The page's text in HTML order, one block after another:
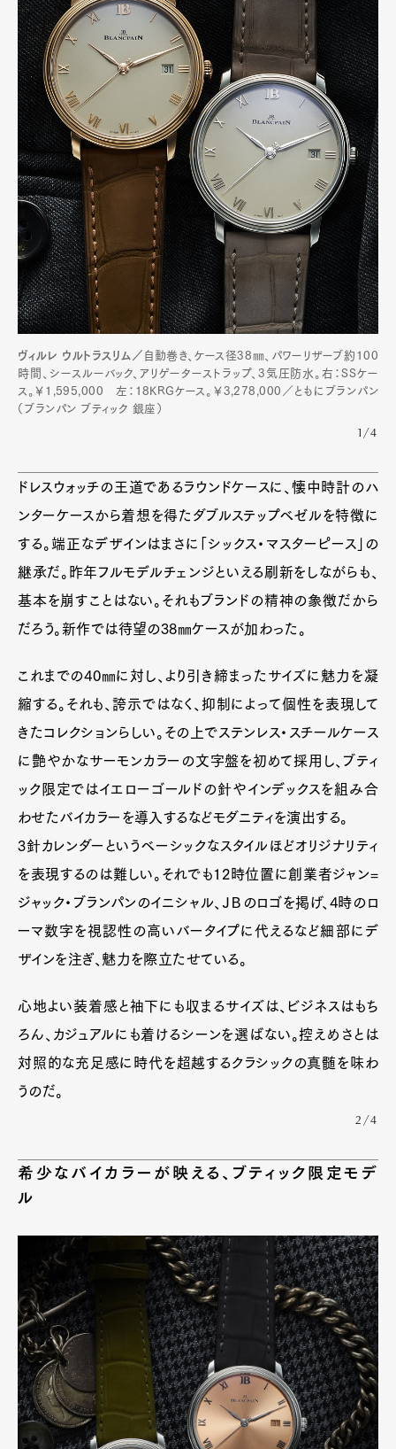
Art&Design WatchFashion
Product CultureLifestyle
Pen Membership
Magazine
Contact
Pen international Pen tw
ヴィルレ ウルトラスリム／ 自動巻き、ケース径38㎜、パワーリザーブ約100
時間、シースルーバック、アリゲーターストラップ、3気圧防水。右：SSケー
ス。￥1,595,000 左：18KRGケース。￥3,278,000／ともにブランパン
（ブランパン ブティック 銀座）
1/4
ドレスウォッチの王道であるラウンドケースに、懐中時計のハ
ンターケースから着想を得たダブルステップベゼルを特徴に
する。端正なデザインはまさに「シックス・マスターピース」の
継承だ。昨年フルモデルチェンジといえる刷新をしながらも、
基本を崩すことはない。それもブランドの精神の象徴だから
だろう。新作では待望の38㎜ケースが加わった。
これまでの40㎜に対し、より引き締まったサイズに魅力を凝
縮する。それも、誇示ではなく、抑制によって個性を表現して
きたコレクションらしい。その上でステンレス・スチールケース
に艶やかなサーモンカラーの文字盤を初めて採用し、ブティ
ック限定ではイエローゴールドの針やインデックスを組み合
わせたバイカラーを導入するなどモダニティを演出する。
3針カレンダーというベーシックなスタイルほどオリジナリティ
を表現するのは難しい。それでも12時位置に創業者ジャン=
ジャック・ブランパンのイニシャル、ＪＢのロゴを掲げ、4時のロ
ーマ数字を視認性の高いバータイプに代えるなど細部にデ
ザインを注ぎ、魅力を際立たせている。
心地よい装着感と袖下にも収まるサイズは、ビジネスはもち
ろん、カジュアルにも着けるシーンを選ばない。控えめさとは
対照的な充足感に時代を超越するクラシックの真髄を味わ
うのだ。
2/4
希少なバイカラーが映える、ブティック限定モデ
ル